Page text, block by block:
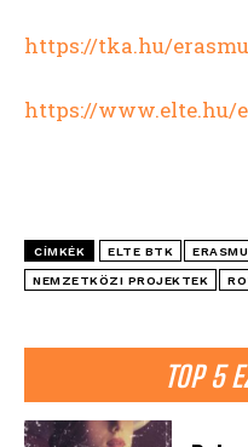
TOP 5
https://tka.hu/
https://www.elte.hu/
CÍMKÉK ELTE BTK
NEMZETKÖZI PROJEKTEK